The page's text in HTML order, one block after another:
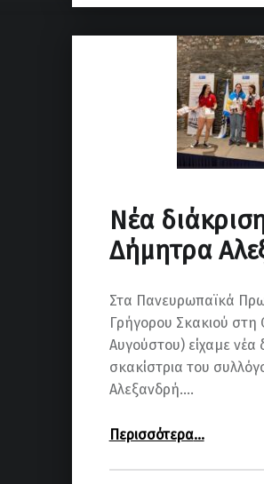
Νέα
Δήμητρα
Στα Πανευρωπαϊκά
Γρήγορου Σκακιού στη
Αυγούστου) είχαμε νέα
σκακίστρια του
Αλεξανδρή.…
Περισσότερα“Νέα διάκριση για τη Δήμητρα Αλεξανδρή”
…